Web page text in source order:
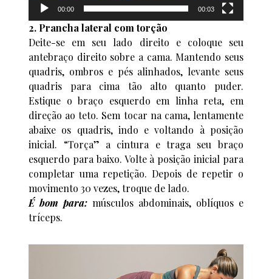
00:00 00:03
2. Prancha lateral com torção
Deite-se em seu lado direito e coloque seu
antebraço direito sobre a cama. Mantendo seus
quadris, ombros e pés alinhados, levante seus
quadris para cima tão alto quanto puder.
Estique o braço esquerdo em linha reta, em
direção ao teto. Sem tocar na cama, lentamente
abaixe os quadris, indo e voltando à posição
inicial. “Torça” a cintura e traga seu braço
esquerdo para baixo. Volte à posição inicial para
completar uma repetição. Depois de repetir o
movimento 30 vezes, troque de lado.
É bom para: músculos abdominais, oblíquos e
tríceps.